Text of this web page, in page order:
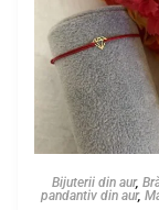
Bijuterii din aur,
pandantiv din aur,